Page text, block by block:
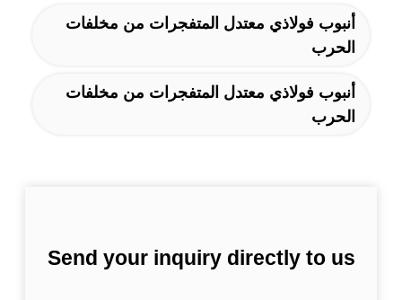
أنبوب فولاذي معتدل المتفجرات من مخلفات
الحرب
أنبوب فولاذي معتدل المتفجرات من مخلفات
الحرب
Send your inquiry directly to us